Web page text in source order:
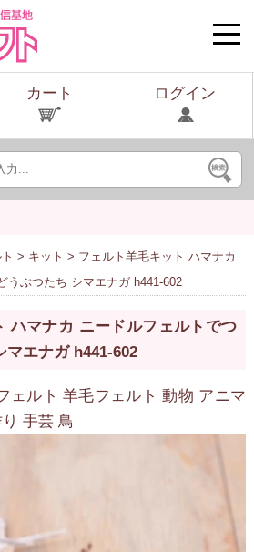
toggle
カート ログイン
> キット > フェルト羊毛キット ハマナカ
うぶつたち シマエナガ h441-602
ハマナカ ニードルフェルトでつ
マエナガ h441-602
ェルト 羊毛フェルト 動物 アニマ
手芸 鳥